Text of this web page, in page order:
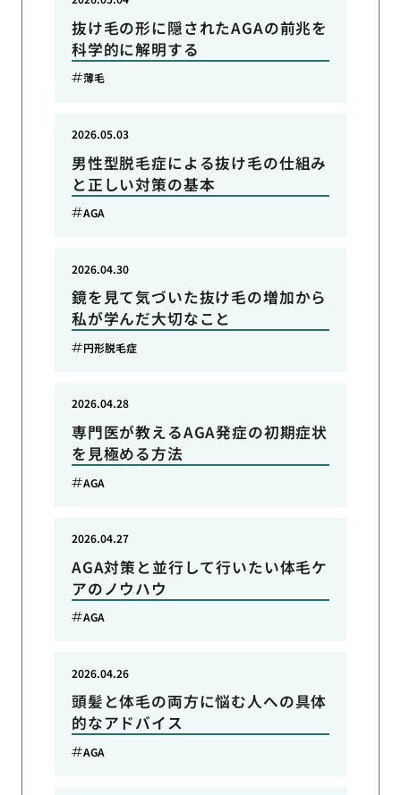
抜け毛の形に隠されたAGAの前兆を
科学的に解明する
薄毛
男性型脱毛症による抜け毛の仕組み
と正しい対策の基本
2026.05.03
AGA
鏡を見て気づいた抜け毛の増加から
私が学んだ大切なこと
2026.04.30
円形脱毛症
専門医が教えるAGA発症の初期症状
を見極める方法
2026.04.28
AGA
AGA対策と並行して行いたい体毛ケ
アのノウハウ
2026.04.27
AGA
頭髪と体毛の両方に悩む人への具体
的なアドバイス
2026.04.26
AGA